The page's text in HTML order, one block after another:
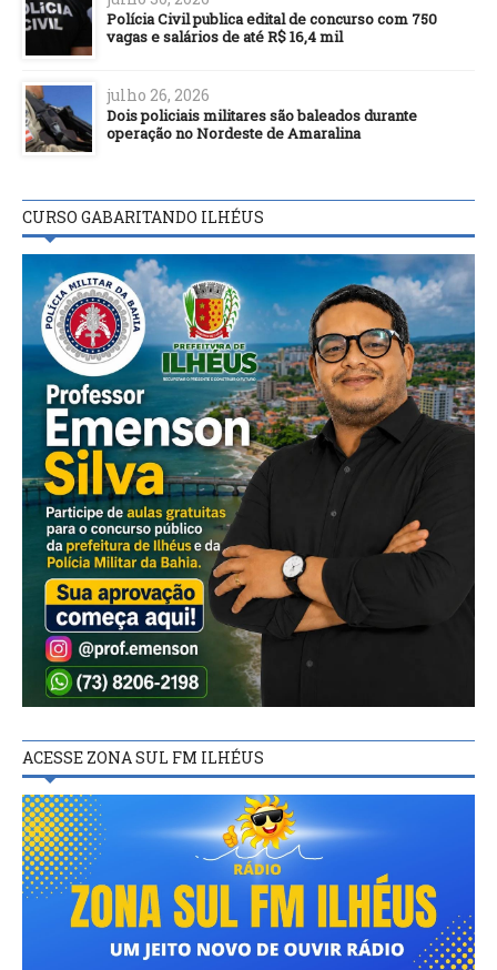
Polícia Civil publica edital de concurso com 750
vagas e salários de até R$ 16,4 mil
julho 26, 2026
Dois policiais militares são baleados durante
operação no Nordeste de Amaralina
CURSO GABARITANDO ILHÉUS
ACESSE ZONA SUL FM ILHÉUS